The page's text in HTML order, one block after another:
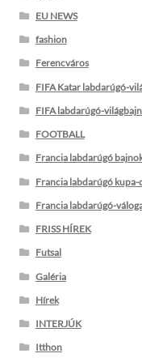
EU NEWS
fashion
Ferencváros
FIFA Katar labdarúgó-
FIFA labdarúgó-
FOOTBALL
Francia labdarúgó
Francia labdarúgó
Francia labdarúgó-
FRISS HÍREK
Futsal
Galéria
Hírek
INTERJÚK
Itthon